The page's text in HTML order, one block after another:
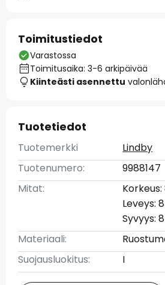
Toimitustiedot
Varastossa
Toimitusaika: 3-6 arkipäivää
Kiinteästi asennettu
Tuotetiedot
Tuotemerkki
Lindby
Tuotenumero:
9988147
Mitat:
Leveys:
Syvyys:
Materiaali:
Suojausluokitus:
I